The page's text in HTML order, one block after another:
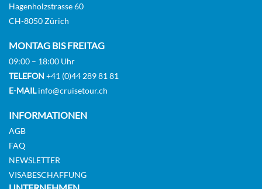
Hagenholzstrasse 60
CH-8050 Zürich
MONTAG BIS FREITAG
09:00 – 18:00 Uhr
TELEFON +41 (0)44 289 81 81
E-MAILinfo@cruisetour.ch
INFORMATIONEN
AGB
FAQ
NEWSLETTER
VISABESCHAFFUNG